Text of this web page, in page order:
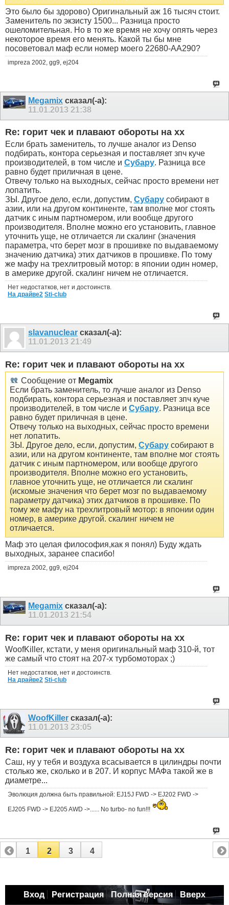
Это было бы здорово) Оригинальный аж 16 тысяч стоит.
Заменитель по экзисту 1500... Разница просто
ошеломительная. Но в то же время не хочу опять через
некоторое время его менять. Какой ты бы мне
посоветовал маф если номер моего 22680-AA290?
impreza 2002, gg9, ej204
Megamix сказал(-а):
11.01.2013 21:38
Re: горит чек и плавают обороты на хх
Если брать заменитель, то лучше аналог из Denso
подбирать, контора серьезная и поставляет зпч куче
производителей, в том числе и Субару. Разница все
равно будет приличная в цене.
Отвечу только на выходных, сейчас просто времени нет
лопатить.
ЗЫ. Другое дело, если, допустим, Субару собирают в
азии, или на другом континенте, там вполне мог стоять
датчик с иным партномером, или вообще другого
производителя. Вполне можно его установить, главное
уточнить уще, не отличается ли скалинг (значения
параметра, что берет мозг в прошивке по выдаваемому
значению датчика) этих датчиков в прошивке. По тому
же мафу на трехлитровый мотор: в японии один номер,
в америке другой. скалинг ничем не отличается.
Нет недостатков, нет и достоинств.
На драйве2 Sti-club
slavanuclear сказал(-а):
11.01.2013 21:49
Re: горит чек и плавают обороты на хх
Сообщение от Megamix
Если брать заменитель, то лучше аналог из Denso
подбирать, контора серьезная и поставляет зпч куче
производителей, в том числе и Субару. Разница все
равно будет приличная в цене.
Отвечу только на выходных, сейчас просто времени
нет лопатить.
ЗЫ. Другое дело, если, допустим, Субару собирают в
азии, или на другом континенте, там вполне мог стоять
датчик с иным партномером, или вообще другого
производителя. Вполне можно его установить,
главное уточнить уще, не отличается ли скалинг
(искомые значения что берет мозг по выдаваемому
параметру датчика) этих датчиков в прошивке. По
тому же мафу на трехлитровый мотор: в японии один
номер, в америке другой. скалинг ничем не
отличается.
Маф это целая философия,как я понял) Буду ждать
выходных, заранее спасибо!
impreza 2002, gg9, ej204
Megamix сказал(-а):
11.01.2013 21:54
Re: горит чек и плавают обороты на хх
WoofKiller, кстати, у меня оригинальный маф 310-й, тот
же самый что стоят на 207-х турбомоторах ;)
Нет недостатков, нет и достоинств.
На драйве2 Sti-club
WoofKiller сказал(-а):
11.01.2013 23:05
Re: горит чек и плавают обороты на хх
Саш, ну у тебя и воздуха всасывается в цилиндры почти
столько же, сколько и в 207. И корпус МАФа такой же в
диаметре...
Эволюция должна быть правильной: EJ15J FWD -> EJ202 FWD ->
EJ205 FWD -> EJ205 AWD ->...... No turbo- no fun!!!
1 2 3 4
Вход Регистрация Полная версия Вверх